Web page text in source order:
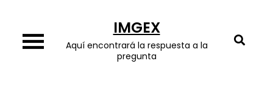
content
IMGEX
Aquí encontrará la respuesta a la
pregunta